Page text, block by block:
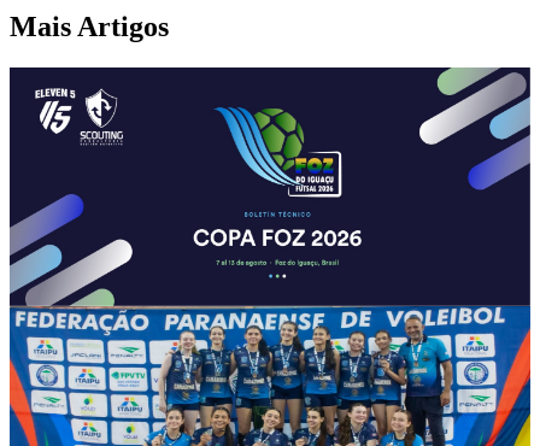
Mais Artigos
Foz do Iguaçu recebe Copa Internacional de Futsal
de Base com equipes de quatro países
Competição será realizada entre os dias 7 e 13 de agosto, reunindo
atletas do Brasil, Argentina, Paraguai e Estados Unidos e
fortalecendo o turismo esportivo no município.
05 de agosto de 2026
Cultura
Vôlei feminino de Foz conquista 3º lugar na segunda
etapa do Campeonato Regional Oeste
Equipe sub-15 da SMEL venceu quatro das cinco partidas